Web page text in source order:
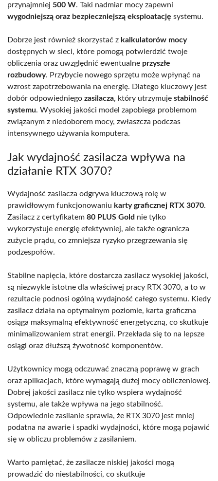
przynajmniej 500 W. Taki nadmiar mocy zapewni
wygodniejszą oraz bezpieczniejszą eksploatację systemu.
Dobrze jest również skorzystać z kalkulatorów mocy
dostępnych w sieci, które pomogą potwierdzić twoje
obliczenia oraz uwzględnić ewentualne przyszłe
rozbudowy. Przybycie nowego sprzętu może wpłynąć na
wzrost zapotrzebowania na energię. Dlatego kluczowy jest
dobór odpowiedniego zasilacza, który utrzymuje stabilność
systemu. Wysokiej jakości model zapobiega problemom
związanym z niedoborem mocy, zwłaszcza podczas
intensywnego używania komputera.
Jak wydajność zasilacza wpływa na
działanie RTX 3070?
Wydajność zasilacza odgrywa kluczową rolę w
prawidłowym funkcjonowaniu karty graficznej RTX 3070.
Zasilacz z certyfikatem 80 PLUS Gold nie tylko
wykorzystuje energię efektywniej, ale także ogranicza
zużycie prądu, co zmniejsza ryzyko przegrzewania się
podzespołów.
Stabilne napięcia, które dostarcza zasilacz wysokiej jakości,
są niezwykle istotne dla właściwej pracy RTX 3070, a to w
rezultacie podnosi ogólną wydajność całego systemu. Kiedy
zasilacz działa na optymalnym poziomie, karta graficzna
osiąga maksymalną efektywność energetyczną, co skutkuje
minimalizowaniem strat energii. Przekłada się to na lepsze
osiągi oraz dłuższą żywotność komponentów.
Użytkownicy mogą odczuwać znaczną poprawę w grach
oraz aplikacjach, które wymagają dużej mocy obliczeniowej.
Dobrej jakości zasilacz nie tylko wspiera wydajność
systemu, ale także wpływa na jego stabilność.
Odpowiednie zasilanie sprawia, że RTX 3070 jest mniej
podatna na awarie i spadki wydajności, które mogą pojawić
się w obliczu problemów z zasilaniem.
Warto pamiętać, że zasilacze niskiej jakości mogą
prowadzić do niestabilności, co skutkuje